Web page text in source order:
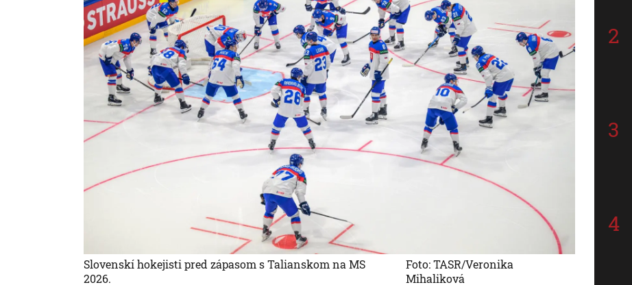
Slovenskí hokejisti pred zápasom s Talianskom na MS
2026.
Foto: TASR/Veronika
Mihaliková